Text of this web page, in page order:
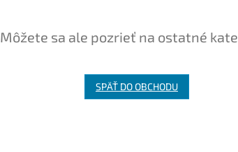
Môžete sa ale pozrieť na ostatné
SPÄŤ DO OBCHODU